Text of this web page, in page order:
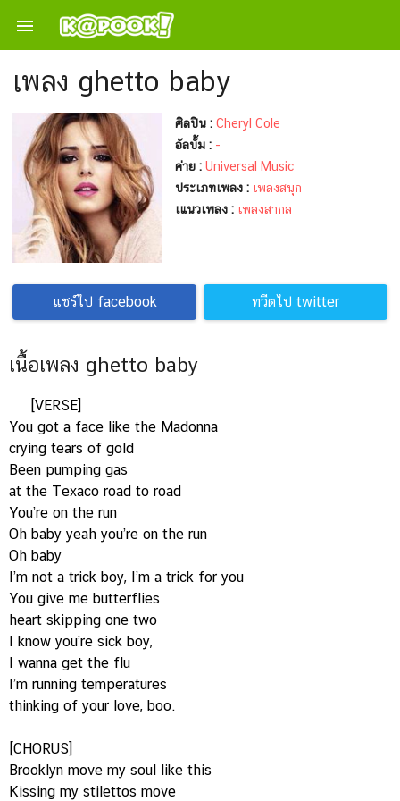

เพลง ghetto baby
ศิลปิน : Cheryl Cole
อัลบั้ม : -
ค่าย : Universal Music
ประเภทเพลง : เพลงสนุก
เแนวเพลง : เพลงสากล
แชร์ไป facebook ทวีตไป twitter
เนื้อเพลง ghetto baby
[VERSE]
You got a face like the Madonna
crying tears of gold
Been pumping gas
at the Texaco road to road
You’re on the run
Oh baby yeah you’re on the run
Oh baby
I’m not a trick boy, I’m a trick for you
You give me butterflies
heart skipping one two
I know you’re sick boy,
I wanna get the flu
I’m running temperatures
thinking of your love, boo.
[CHORUS]
Brooklyn move my soul like this
Kissing my stilettos move